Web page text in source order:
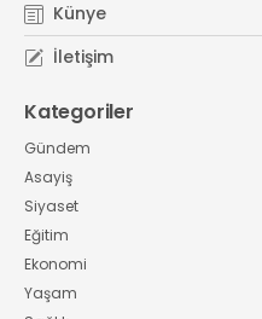
Künye
İletişim
Kategoriler
Gündem
Asayiş
Siyaset
Eğitim
Ekonomi
Yaşam